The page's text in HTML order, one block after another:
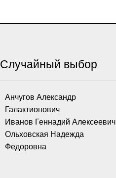
Случайный выбор
Анчугов Александр
Галактионович
Иванов Геннадий Алексеевич
Ольховская Надежда
Федоровна